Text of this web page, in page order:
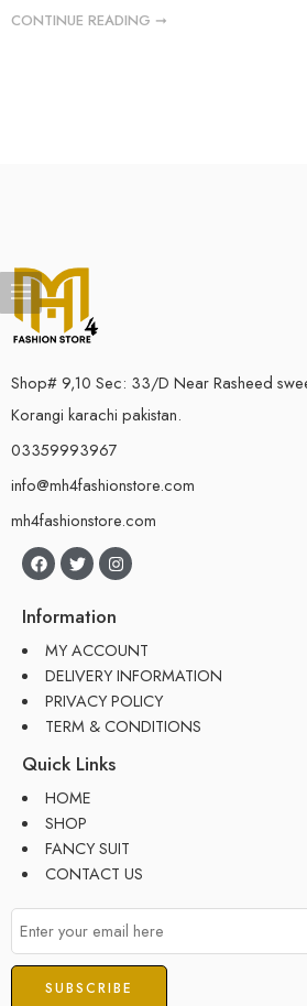
CONTINUE READING ➞
Shop# 9,10 Sec: 33/D Near Rasheed
Korangi karachi pakistan.
03359993967
info@mh4fashionstore.com
mh4fashionstore.com
Information
MY ACCOUNT
DELIVERY INFORMATION
PRIVACY POLICY
TERM & CONDITIONS
Quick Links
HOME
SHOP
FANCY SUIT
CONTACT US